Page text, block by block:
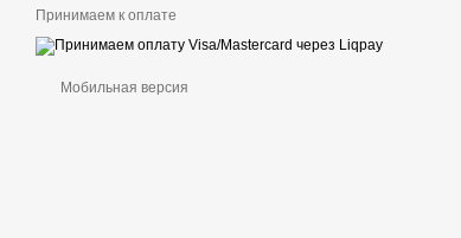
Принимаем к оплате
Мобильная версия